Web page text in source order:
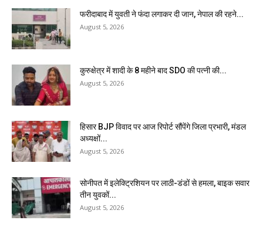
फरीदाबाद में युवती ने फंदा लगाकर दी जान, नेपाल की रहने...
August 5, 2026
कुरुक्षेत्र में शादी के 8 महीने बाद SDO की पत्नी की...
August 5, 2026
हिसार BJP विवाद पर आज रिपोर्ट सौंपेंगे जिला प्रभारी, मंडल
अध्यक्षों...
August 5, 2026
सोनीपत में इलेक्ट्रिशियन पर लाठी-डंडों से हमला, बाइक सवार
तीन युवकों...
August 5, 2026